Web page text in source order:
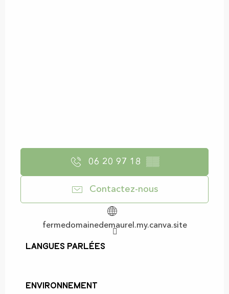
06 20 97 18 ▒▒
Contactez-nous
fermedomainedemaurel.my.canva.site
Langues parlées
Langues parlées
Environnement
Environnement